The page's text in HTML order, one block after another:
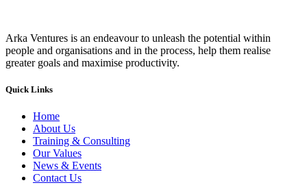
Arka Ventures is an endeavour to unleash the potential within
people and organisations and in the process, help them realise
greater goals and maximise productivity.
Quick Links
Home
About Us
Training & Consulting
Our Values
News & Events
Contact Us